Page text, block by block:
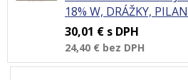
18% W, DRÁŽKY,
30,01 € s DPH
24,40 € bez DPH